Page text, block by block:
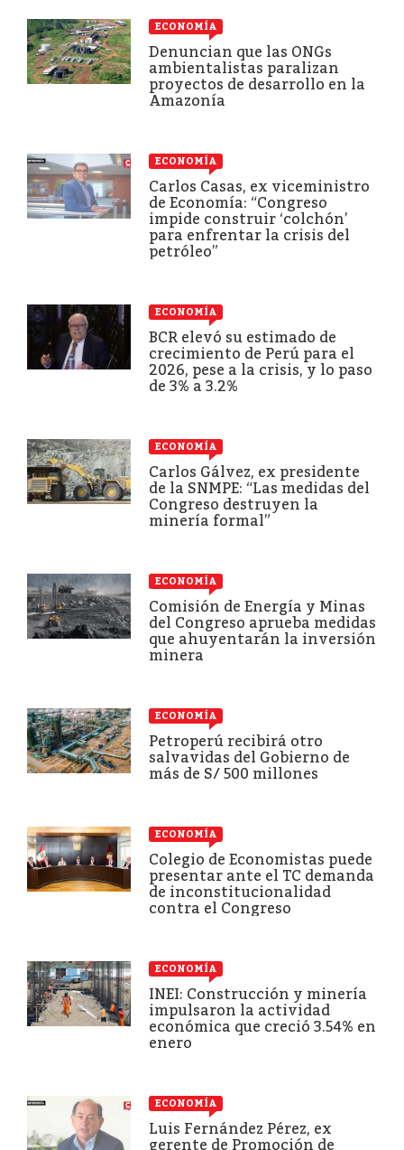
ECONOMÍA
Denuncian que las ONGs
ambientalistas paralizan
proyectos de desarrollo en la
Amazonía
ECONOMÍA
Carlos Casas, ex viceministro
de Economía: “Congreso
impide construir ‘colchón’
para enfrentar la crisis del
petróleo”
ECONOMÍA
BCR elevó su estimado de
crecimiento de Perú para el
2026, pese a la crisis, y lo paso
de 3% a 3.2%
ECONOMÍA
Carlos Gálvez, ex presidente
de la SNMPE: “Las medidas del
Congreso destruyen la
minería formal”
ECONOMÍA
Comisión de Energía y Minas
del Congreso aprueba medidas
que ahuyentarán la inversión
minera
ECONOMÍA
Petroperú recibirá otro
salvavidas del Gobierno de
más de S/ 500 millones
ECONOMÍA
Colegio de Economistas puede
presentar ante el TC demanda
de inconstitucionalidad
contra el Congreso
ECONOMÍA
INEI: Construcción y minería
impulsaron la actividad
económica que creció 3.54% en
enero
ECONOMÍA
Luis Fernández Pérez, ex
gerente de Promoción de